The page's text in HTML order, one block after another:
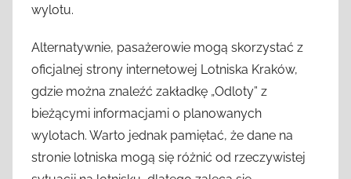
wylotu.
Alternatywnie, pasażerowie mogą skorzystać z
oficjalnej strony internetowej Lotniska Kraków,
gdzie można znaleźć zakładkę „Odloty” z
bieżącymi informacjami o planowanych
wylotach. Warto jednak pamiętać, że dane na
stronie lotniska mogą się różnić od rzeczywistej